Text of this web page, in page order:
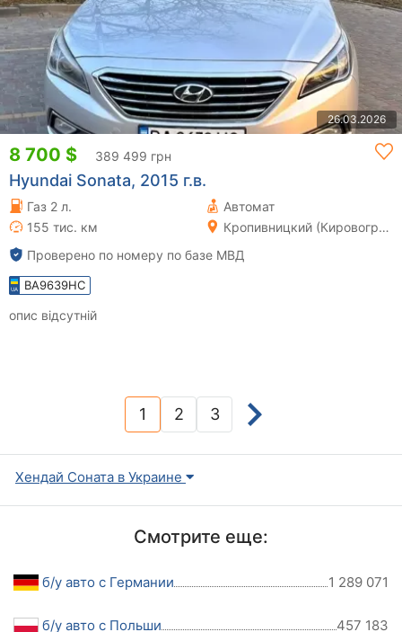
26.03.2026
8 700 $ 389 499 грн
Hyundai Sonata, 2015 г.в.
Газ 2 л.
Автомат
155 тис. км
Кропивницкий (Кировоград)
Проверено по номеру по базе МВД
BA9639HC
опис відсутній
1(current)
2 3
Хендай Соната в Украине
Смотрите еще:
б/у авто с Германии 1 289 071
б/у авто с Польши 457 183